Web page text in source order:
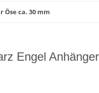
ca. 30 mm
Engel